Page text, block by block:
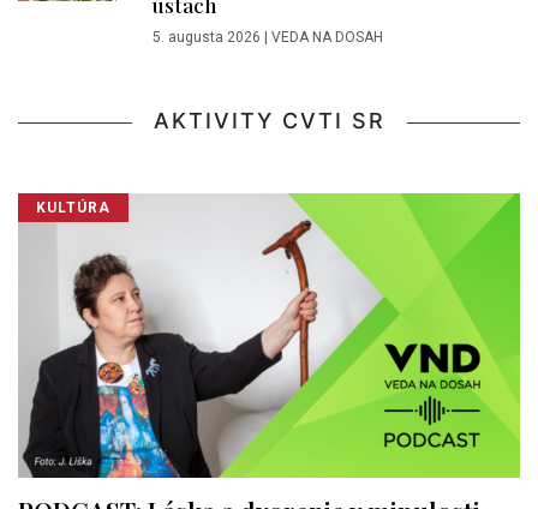
ústach
5. augusta 2026 VEDA NA DOSAH
AKTIVITY CVTI SR
KULTÚRA